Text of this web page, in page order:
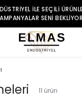
ENDÜSTRIYEL ILE
KAMPANYALAR SENI
11 ürün